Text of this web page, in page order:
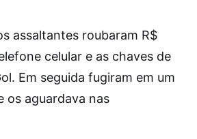
assaltantes roubaram R$
celular e as chaves de
Em seguida fugiram em um
os aguardava nas